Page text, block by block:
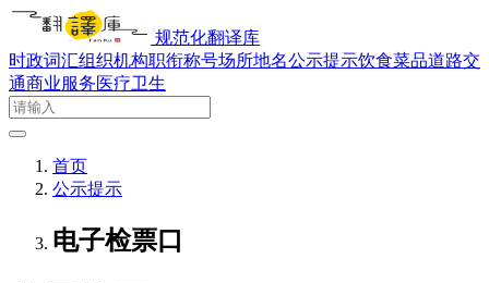
规范化翻译库
时政词汇组织机构职衔称号场所地名公示提示饮食菜品道路交
通商业服务医疗卫生
首页
公示提示
电子检票口